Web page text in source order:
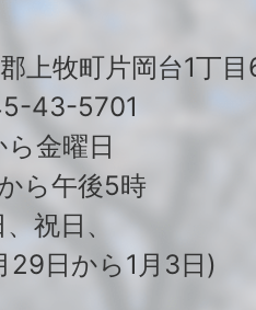
上牧町片岡台1丁目
43-5701
金曜日
ら午後5時
祝日、
29日から1月3日)